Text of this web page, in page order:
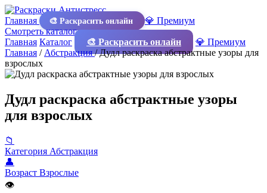
Главная 🎨 Раскрасить онлайн
💎 Премиум
Смотреть каталог
Главная Каталог 🎨 Раскрасить онлайн
💎 Премиум
Главная / Абстракция/Дудл раскраска абстрактные узоры для
взрослых
Дудл раскраска абстрактные узоры
для взрослых
📁
Категория Абстракция
👤
Возраст Взрослые
👁